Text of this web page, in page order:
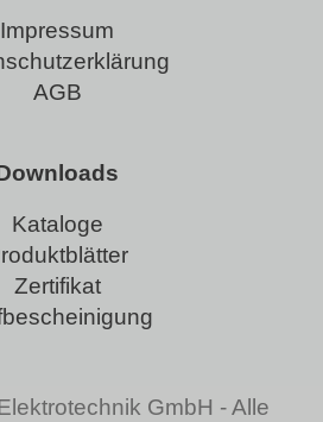
Kataloge
Zertifikat
Impressum
AGB
GmbH - Alle